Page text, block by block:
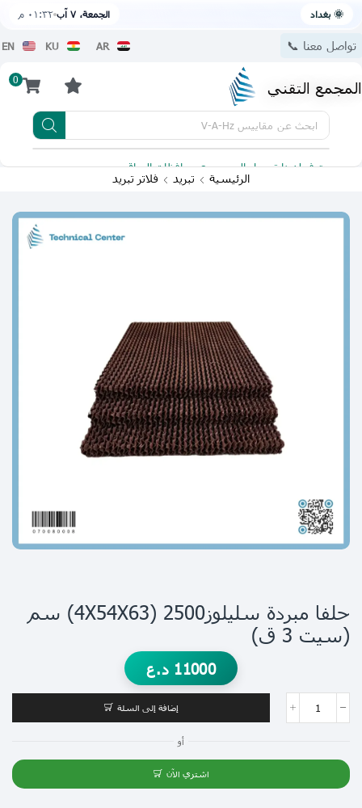
🌞 بغداد الجمعة، ٧ آب ٠١:٣٢ م
تواصل معنا 📞 AR
KU
EN
المجمع التقني 0
ابحث عن مقاييس V-A-Hz
يتوفر لدينا توصيل الى جميع محافظات العراق
الرئيسية تبريد فلاتر تبريد
حلفا مبردة سليلوز2500 (4X54X63) سم
(سيت 3 ق)
11000 د.ع
إضافة إلى السلة
أو
اشتري الآن